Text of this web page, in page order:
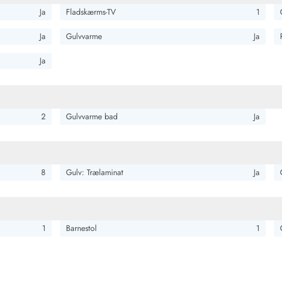
Ja Fladskærms-TV 1
Ja Gulvvarme Ja
Ja
2 Gulvvarme bad Ja
8 Gulv: Trælaminat Ja
1 Barnestol 1